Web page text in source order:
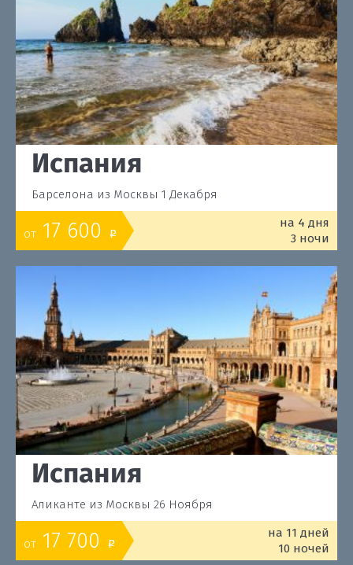
Испания
Барселона из Москвы 1 Декабря
от 17 600 o
на 4 дня
3 ночи
Испания
Аликанте из Москвы 26 Ноября
от 17 700 o
на 11 дней
10 ночей